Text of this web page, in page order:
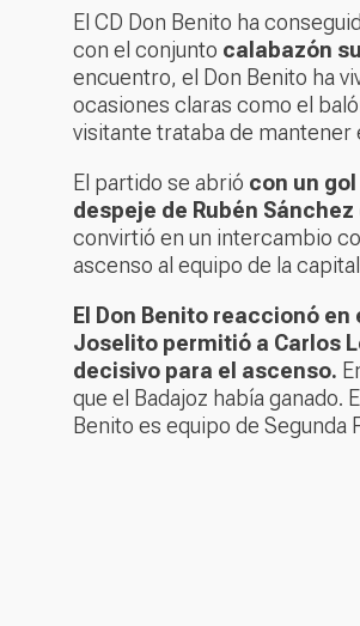
El CD Don Benito ha
con el conjunto calabazón
encuentro, el Don Benito ha
ocasiones claras como el
visitante trataba de mantener
El partido se abrió con un
despeje de Rubén
convirtió en un intercambio
ascenso al equipo de la
El Don Benito reaccionó
Joselito permitió a Carlos
decisivo para el ascenso.
que el Badajoz había
Benito es equipo de